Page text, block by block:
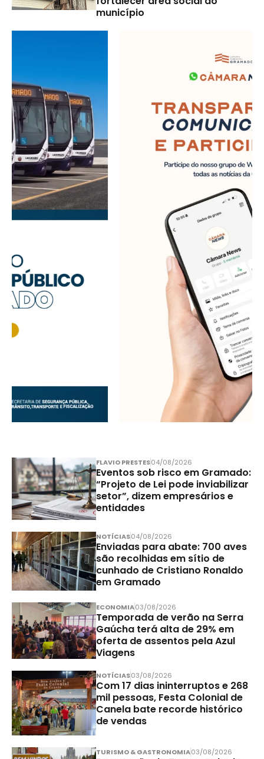
município
FLAVIO PRESTES04/08/2026
Eventos sob risco em Gramado:
“Projeto de Lei pode inviabilizar
setor”, dizem empresários e
entidades
NOTÍCIAS04/08/2026
Enviadas para abate: 700 aves
são recolhidas em sítio de
cunhado de Cristiano Ronaldo
em Gramado
ECONOMIA03/08/2026
Temporada de verão na Serra
Gaúcha terá alta de 29% em
oferta de assentos pela Azul
Viagens
NOTÍCIAS03/08/2026
Com 17 dias ininterruptos e 268
mil pessoas, Festa Colonial de
Canela bate recorde histórico
de vendas
TURISMO & GASTRONOMIA03/08/2026